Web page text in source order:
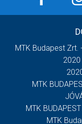
MTK Budapest
MTK
MTK
MTK